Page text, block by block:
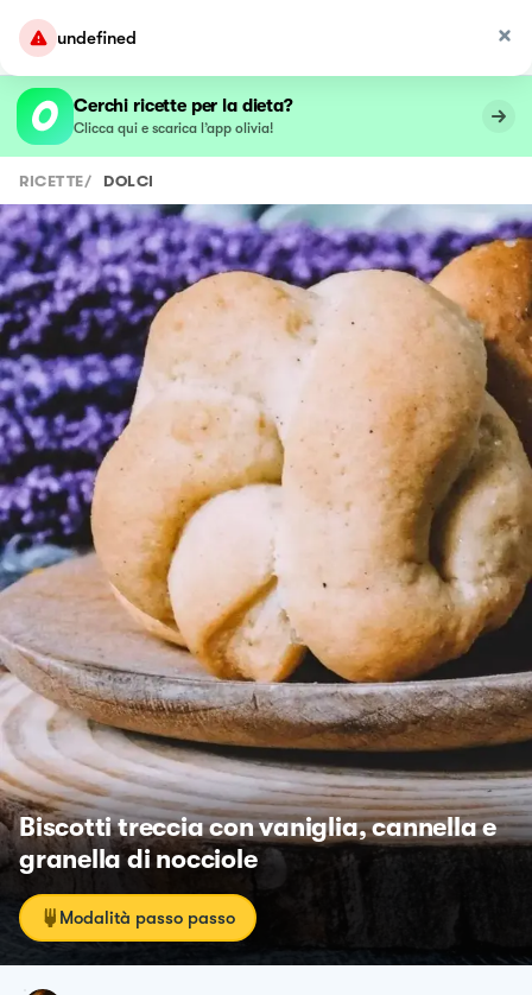
undefined
Cerchi ricette per la dieta?
Clicca qui e scarica l’app olivia!
RICETTE/ DOLCI
Biscotti treccia con vaniglia, cannella e
granella di nocciole
Modalità passo passo